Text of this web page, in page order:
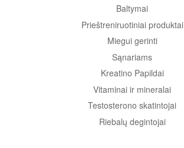
Baltymai
Prieštreniruotiniai produktai
Miegui gerinti
Sąnariams
Kreatino Papildai
Vitaminai ir mineralai
Testosterono skatintojai
Riebalų degintojai